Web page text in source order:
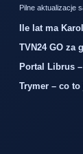
Pilne aktualizacje
Ile lat ma
TVN24 GO za
Portal Librus
Trymer – co